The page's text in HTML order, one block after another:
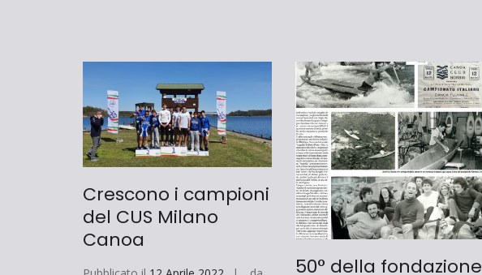
Crescono i campioni
del CUS Milano
Canoa
50° della fondazione